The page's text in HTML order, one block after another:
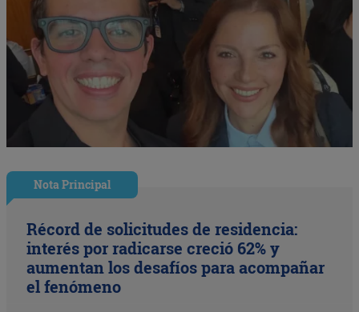
Nota Principal
Récord de solicitudes de residencia:
interés por radicarse creció 62% y
aumentan los desafíos para acompañar
el fenómeno